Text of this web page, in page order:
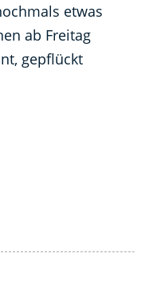
etwas
ab Freitag
gepflückt